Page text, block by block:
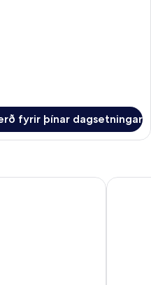
fyrir þínar dagsetningar
Hotel